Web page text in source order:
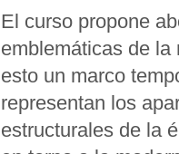
El curso propone
emblemáticas de la
esto un marco
representan los
estructurales de la